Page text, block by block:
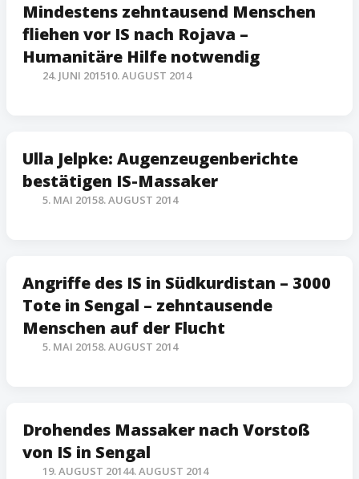
Mindestens zehntausend Menschen
fliehen vor IS nach Rojava –
Humanitäre Hilfe notwendig
24. JUNI 201510. AUGUST 2014
Ulla Jelpke: Augenzeugenberichte
bestätigen IS-Massaker
5. MAI 20158. AUGUST 2014
Angriffe des IS in Südkurdistan – 3000
Tote in Sengal – zehntausende
Menschen auf der Flucht
5. MAI 20158. AUGUST 2014
Drohendes Massaker nach Vorstoß
von IS in Sengal
19. AUGUST 20144. AUGUST 2014